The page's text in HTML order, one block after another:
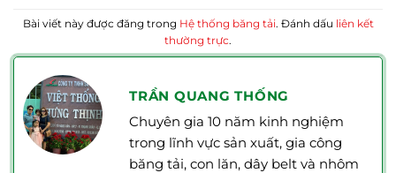
Bài viết này được đăng trong Hệ thống băng tải. Đánh dấu liên kết
thường trực.
TRẦN QUANG THỐNG
Chuyên gia 10 năm kinh nghiệm
trong lĩnh vực sản xuất, gia công
băng tải, con lăn, dây belt và nhôm